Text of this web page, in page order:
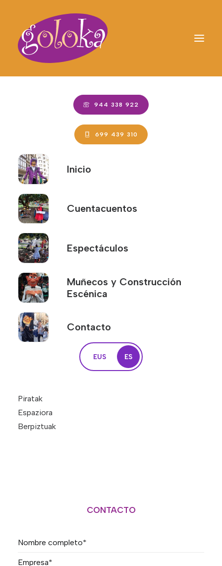
944 338 922
699 439 310
Inicio
Cuentacuentos
Espectáculos
Muñecos y Construcción
Escénica
Contacto
EUS ES
Mapa del sitio
Páginas
Política de privacidad
Accesibilidad
Inicio
Cuentacuentos
Espectáculos
Muñecos y Construcción Escénica
Contacto
Portfolio
De que color es un beso
Colores
La chimenea que echaba humo rojo
Piratak
Espaziora
Berpiztuak
CONTACTO